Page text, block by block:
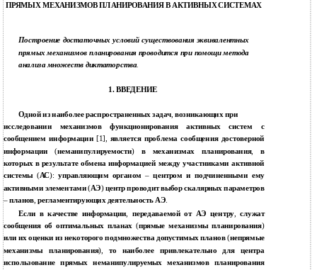
ПРЯМЫХ МЕХАНИЗМОВ ПЛАНИРОВАНИЯ В АКТИВНЫХ СИСТЕМАХ
Построение достаточных условий существования эквивалентных
прямых механизмов планирования проводится при помощи метода
анализа множеств диктаторства.
1. ВВЕДЕНИЕ
Одной из наиболее распространенных задач,возникающих при
исследовании механизмов функционирования активных систем с
сообщением информации [1], является проблема сообщения достоверной
информации(неманипулируемости)в механизмах планирования, в
которых в результате обмена информацией между участниками активной
системы (АС):управляющим органом–центром и подчиненными ему
активными элементами(АЭ)центр проводит выбор скалярных параметров
–планов, регламентирующих деятельность АЭ.
Если в качестве информации, передаваемой от АЭ центру, служат
сообщения об оптимальных планах (прямые механизмы планирования)
или их оценки из некоторого подмножества допустимых планов(непрямые
механизмы планирования), то наиболее привлекательно для центра
использование прямых неманипулируемых механизмов планирования